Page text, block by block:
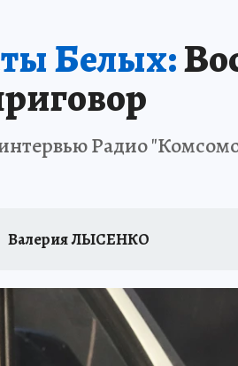
Белых:
Радио
Валерия ЛЫСЕНКО